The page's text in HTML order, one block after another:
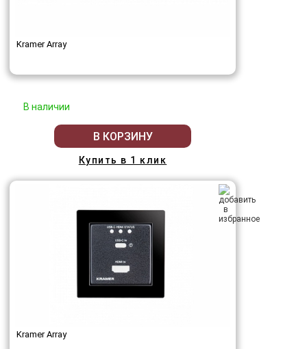
Kramer Array
В наличии
В КОРЗИНУ
Купить в 1 клик
Kramer Array